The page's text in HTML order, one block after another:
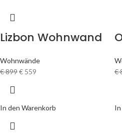
Lizbon Wohnwand
Wohnwände
€899€ 559
In den Warenkorb
€